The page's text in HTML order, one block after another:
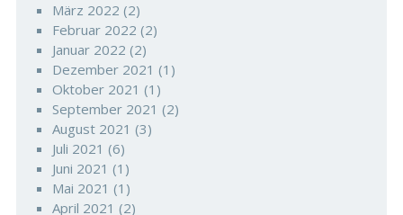
März 2022 (2)
Februar 2022 (2)
Januar 2022 (2)
Dezember 2021 (1)
Oktober 2021 (1)
September 2021 (2)
August 2021 (3)
Juli 2021 (6)
Juni 2021 (1)
Mai 2021 (1)
April 2021 (2)